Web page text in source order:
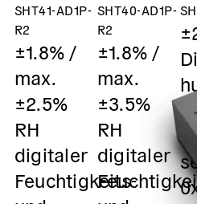
SHT41-AD1P-
R2
±1.8% /
max.
±2.5%
RH
digitaler
Feuchtigkeits-
SHT40-AD1P-
R2
±1.8% /
max.
±3.5%
RH
digitaler